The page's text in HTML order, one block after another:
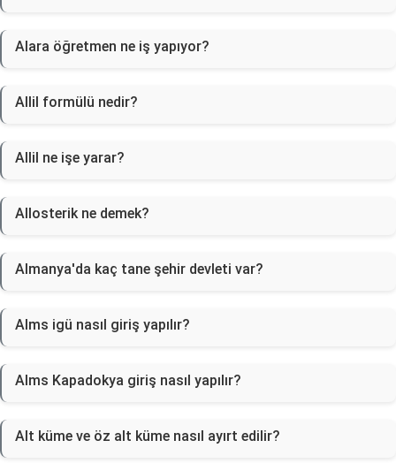
Alara öğretmen ne iş yapıyor?
Allil formülü nedir?
Allil ne işe yarar?
Allosterik ne demek?
Almanya'da kaç tane şehir devleti var?
Alms igü nasıl giriş yapılır?
Alms Kapadokya giriş nasıl yapılır?
Alt küme ve öz alt küme nasıl ayırt edilir?